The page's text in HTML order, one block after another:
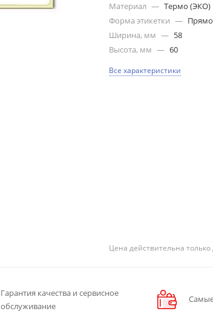
Материал — Термо (ЭКО)
Форма этикетки —
Ширина, мм — 58
Высота, мм — 60
Все характеристики
Цена действительна
Гарантия качества и сервисное
обслуживание